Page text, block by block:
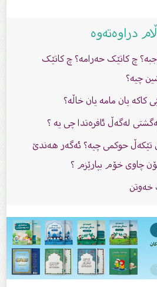
دراوەتەوە
چ کاتێک حەرامە؟ چ کاتێک
چیە؟
یان مامه‌ یان خاڵه‌؟
لەگەڵ ئافرەتدا چی یە ؟
حوکمى چیە؟ ئەگەر هەندێ
چاوی خۆم بپارێزم ؟